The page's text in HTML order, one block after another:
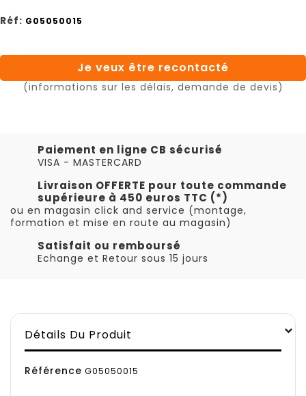
Réf: G05050015
Je veux être recontacté
(informations sur les délais, demande de devis)
Paiement en ligne CB sécurisé
VISA - MASTERCARD
Livraison OFFERTE pour toute commande
supérieure à 450 euros TTC (*)
ou en magasin click and service (montage,
formation et mise en route au magasin)
Satisfait ou remboursé
Echange et Retour sous 15 jours
Détails Du Produit
Référence G05050015